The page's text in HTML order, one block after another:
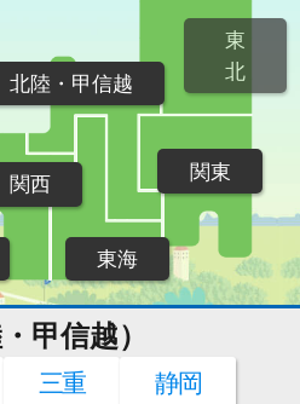
東
北
関東
北陸・甲信越
東海
関西
甲信越）
三重
静岡